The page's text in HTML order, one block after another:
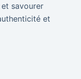
savourer
et